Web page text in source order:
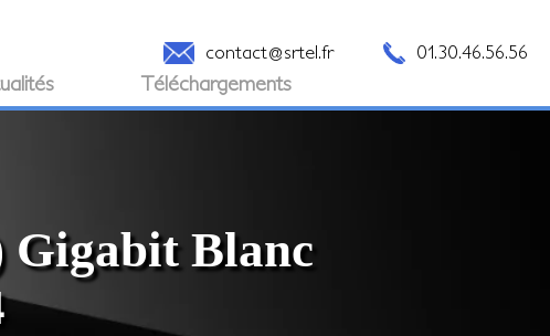
contact@srtel.fr 01.30.46.56.56
Téléchargements
Gigabit Blanc